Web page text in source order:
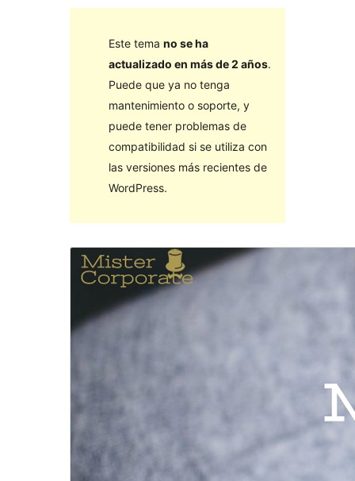
Este tema no se ha
actualizado en más de 2 años.
Puede que ya no tenga
mantenimiento o soporte, y
puede tener problemas de
compatibilidad si se utiliza con
las versiones más recientes de
WordPress.